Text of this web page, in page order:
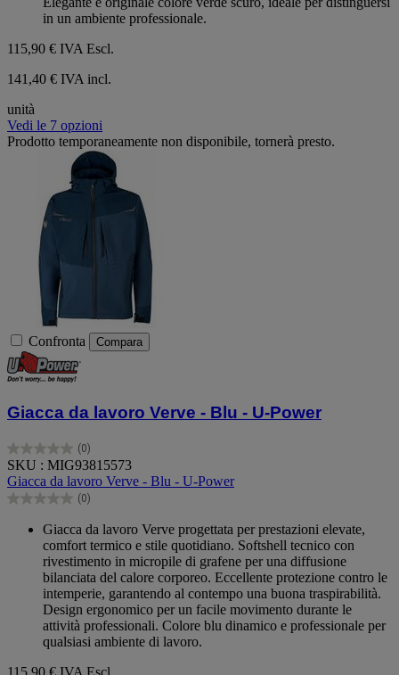
in un ambiente professionale.
115,90 € IVA Escl.
141,40 € IVA incl.
unità
Vedi le 7 opzioni
Prodotto temporaneamente non disponibile, tornerà presto.
Confronta Compara
Giacca da lavoro Verve - Blu - U-Power
(0)
0.0
su
5
stelle.
SKU : MIG93815573
Giacca da lavoro Verve - Blu - U-Power
(0)
0.0
Giacca da lavoro Verve progettata per prestazioni elevate,
comfort termico e stile quotidiano. Softshell tecnico con
rivestimento in micropile di grafene per una diffusione
bilanciata del calore corporeo. Eccellente protezione contro le
intemperie, garantendo al contempo una buona traspirabilità.
Design ergonomico per un facile movimento durante le
attività professionali. Colore blu dinamico e professionale per
qualsiasi ambiente di lavoro.
115,90 € IVA Escl.